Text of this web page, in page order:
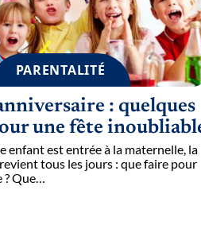
PARENTALITÉ
: quelques
une fête
enfant est entrée à la maternelle, la
tous les jours : que faire pour
? Que…